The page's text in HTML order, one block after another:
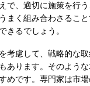
で、適切に施策を行
まく組み合わさるこ
きるでしょう。
考慮して、戦略的な
あります。そのよう
めです。専門家は市